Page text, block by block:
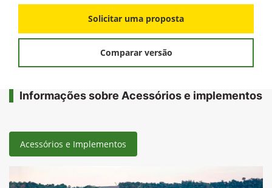
Solicitar uma proposta
Comparar versão
Informações sobre Acessórios e implementos
Acessórios e Implementos